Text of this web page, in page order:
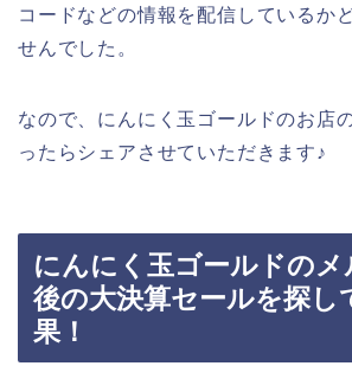
コードなどの情報を配信しているか
せんでした。
なので、にんにく玉ゴールドのお店
ったらシェアさせていただきます♪
にんにく玉ゴールドの
後の大決算セールを探し
果！